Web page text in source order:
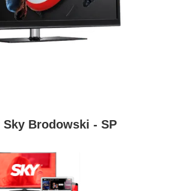
Sky Brodowski - SP